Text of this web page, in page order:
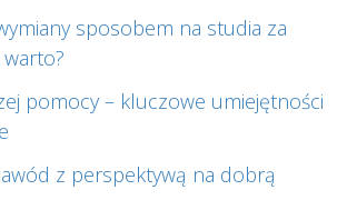
sposobem na studia za
warto?
pomocy – kluczowe umiejętności
z perspektywą na dobrą